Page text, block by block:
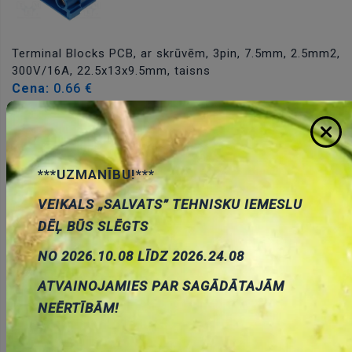
Terminal Blocks PCB, ar skrūvēm, 3pin, 7.5mm, 2.5mm2,
300V/16A, 22.5x13x9.5mm, taisns
Cena: 0.66 €
ID: 00024382 Artikuls:TB-7.5-P-3P-BL
Noliktavas
stāvoklis:
Pievienot
grozam
***UZMANĪBU!***
VEIKALS „SALVATS” TEHNISKU IEMESLU
DĒĻ BŪS SLĒGTS
NO 2026.10.08 LĪDZ 2026.24.08
ATVAINOJAMIES PAR SAGĀDĀTAJĀM
NEĒRTĪBĀM!